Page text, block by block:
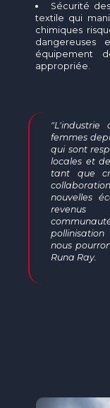
Sécurité
textile qui
chimiques
dangereuses
équipement
appropriée.
"L'industrie
femmes
qui sont
locales et
tant que
nouvelles
revenus
nous
Runa Ray.